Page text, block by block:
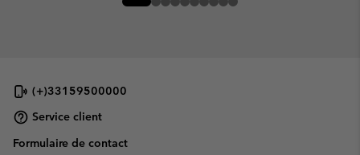
(+)33159500000
Service client
Formulaire de contact